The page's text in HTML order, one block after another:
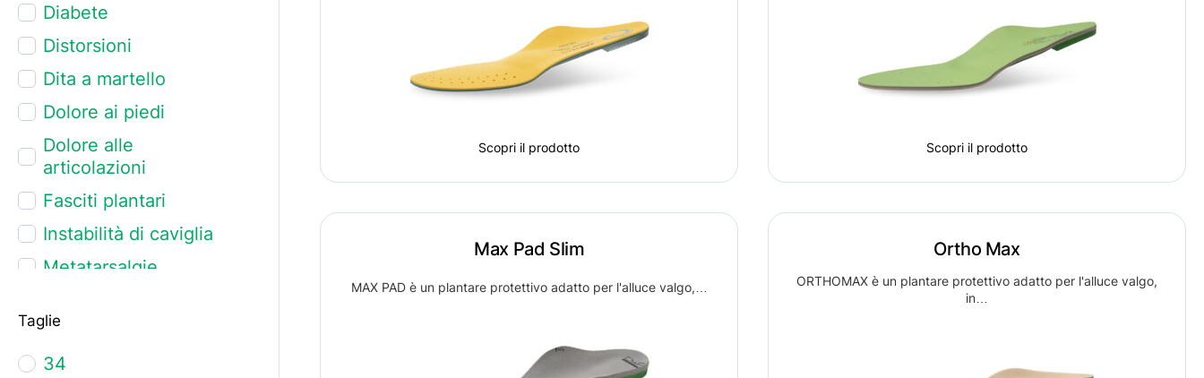
Scopri il prodotto Scopri il prodotto
Max Pad Slim
MAX PAD è un plantare protettivo adatto per l'alluce valgo,…
Ortho Max
ORTHOMAX è un plantare protettivo adatto per l'alluce valgo,
in…
Diabete
Distorsioni
Dita a martello
Dolore ai piedi
Dolore alle
articolazioni
Fasciti plantari
Instabilità di caviglia
Metatarsalgie
Piede diabetico
Piede reumatico
Taglie
34